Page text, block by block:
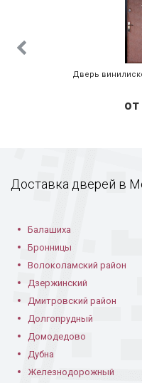
Дверь
от
Доставка дверей в
Балашиха
Бронницы
Волоколамский район
Дзержинский
Дмитровский район
Долгопрудный
Домодедово
Дубна
Железнодорожный